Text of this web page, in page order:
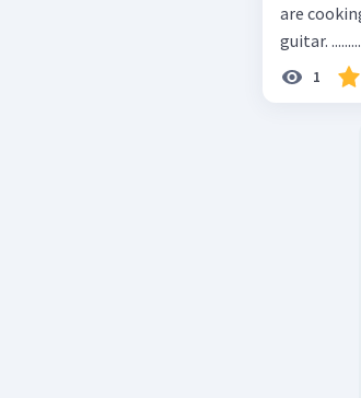
are cooking our dinner. We
guitar.
1